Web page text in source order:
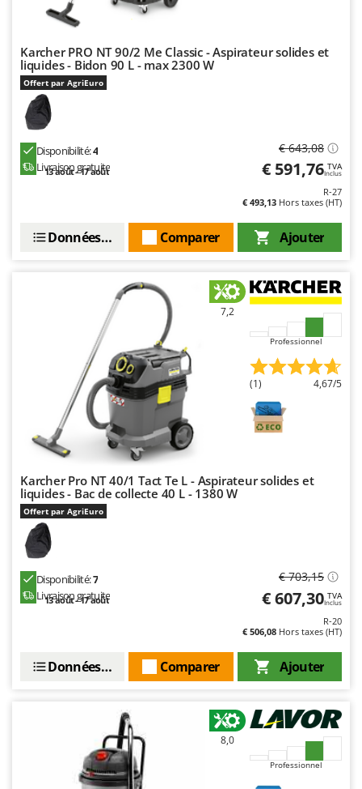
Stiga
Sunseeker
T
Tecla
TecnoGen
Tellarini Pompe
Telwin
Trev - Abrek - TecnoVIR
Troy-Bilt
Udor
Unger
V
Verdemax
Vesco
Volpi
W
Waldner
Wiper EcoRobot
Yard Force
Karcher PRO NT 90/2 Me Classic - Aspirateur solides et
liquides - Bidon 90 L - max 2300 W
Offert par AgriEuro
Disponibilité:4
Livraison gratuite
13 août - 17 août
€ 643,08
€ 591,76 TVA
Inclus
R-27
€ 493,13 Hors taxes (HT)
Ajouter
Comparer
Données techniques
7,2
Professionnel
(1) 4,67/5
Karcher Pro NT 40/1 Tact Te L - Aspirateur solides et
liquides - Bac de collecte 40 L - 1380 W
Offert par AgriEuro
Disponibilité:7
Livraison gratuite
13 août - 17 août
€ 703,15
€ 607,30 TVA
Inclus
R-20
€ 506,08 Hors taxes (HT)
Ajouter
Comparer
Données techniques
8,0
Professionnel